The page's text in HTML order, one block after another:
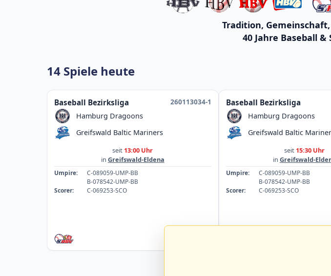
Tradition,
40 Jahre Baseball
14 Spiele heute
Baseball Bezirksliga
260113034-1
Hamburg Dragoons
Greifswald Baltic Mariners
seit 13:00 Uhr
in Greifswald-Eldena
Umpire:
C-089059-UMP-BB
B-078542-UMP-BB
Scorer:
C-069253-SCO
Baseball Bezirksliga
Hamburg Dragoons
Greifswald Baltic
seit 15:30 Uhr
in Greifswald-
Umpire:
C-089059-UMP-BB
B-078542-UMP-BB
Scorer:
C-069253-SCO